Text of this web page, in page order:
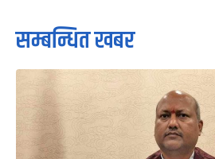
सम्बन्धित खबर